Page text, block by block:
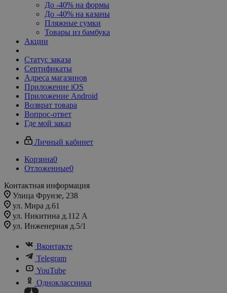
До -40% на формы
До -40% на казаны
Пляжные сумки
Товары из бамбука
Акции
Статус заказа
Сертификаты
Адреса магазинов
Приложение iOS
Приложение Android
Возврат товара
Вопрос-ответ
Где мой заказ
Личный кабинет
Корзина0
Отложенные0
Контактная информация
Улица Фрунзе, 238​
ул. Мира д.61
ул. Никитина д.112 А
ул. Инженерная д.5/1
Вконтакте
Telegram
YouTube
Одноклассники